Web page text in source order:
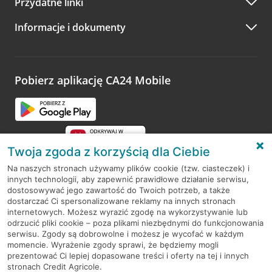
A po wizycie…
Zachęcamy do podzielenia się z nami opinią o wizycie.
opinie.
Informacje i dokumenty
Pobierz aplikację CA24 Mobile
RODO
Regulamin serwisu
Mapa serwisu
PolitykaCookies
Twoja zgoda z korzyścią dla Ciebie
Na naszych stronach używamy plików cookie (tzw. ciasteczek) i
innych technologii, aby zapewnić prawidłowe działanie serwisu,
dostosowywać jego zawartość do Twoich potrzeb, a także
dostarczać Ci spersonalizowane reklamy na innych stronach
internetowych. Możesz wyrazić zgodę na wykorzystywanie lub
odrzucić pliki cookie – poza plikami niezbędnymi do funkcjonowania
serwisu. Zgody są dobrowolne i możesz je wycofać w każdym
momencie. Wyrażenie zgody sprawi, że będziemy mogli
prezentować Ci lepiej dopasowane treści i oferty na tej i innych
stronach Credit Agricole.